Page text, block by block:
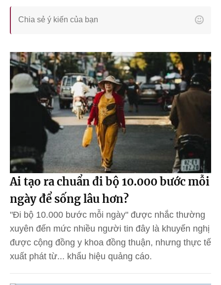
Ai tạo ra chuẩn đi bộ 10.000 bước mỗi
ngày để sống lâu hơn?
"Đi bộ 10.000 bước mỗi ngày" được nhắc thường
xuyên đến mức nhiều người tin đây là khuyến nghị
được cộng đồng y khoa đồng thuận, nhưng thực tế
xuất phát từ... khẩu hiệu quảng cáo.